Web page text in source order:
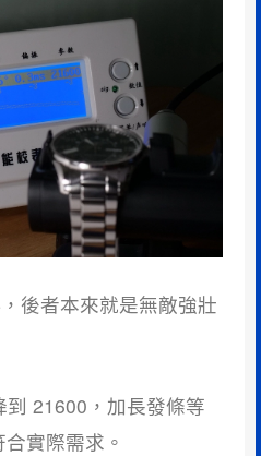
後者本來就是無敵強壯
21600，加長發條等
實際需求。